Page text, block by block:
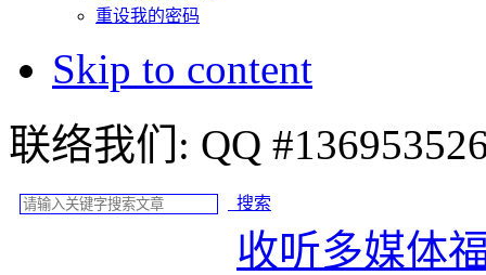
重设我的密码
Skip to content
联络我们:
搜索
收听多媒体